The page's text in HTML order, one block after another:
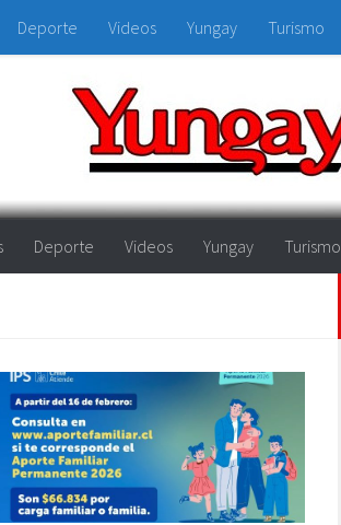
Deporte Videos Yungay Turismo
Deporte Videos Yungay Turismo